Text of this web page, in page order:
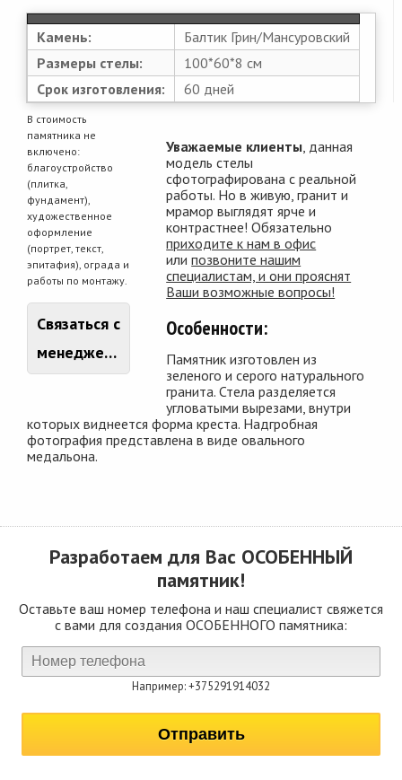
Камень:
Балтик Грин/Мансуровский
Размеры стелы:
100*60*8 см
Срок изготовления:
60 дней
В стоимость
памятника не
включено:
благоустройство
(плитка,
фундамент),
художественное
оформление
(портрет, текст,
эпитафия), ограда и
работы по монтажу.
Связаться с
менеджером
Уважаемые клиенты , данная
модель стелы
сфотографирована с реальной
работы. Но в живую, гранит и
мрамор выглядят ярче и
контрастнее! Обязательно
приходите к нам в офис
илипозвоните нашим
специалистам, и они прояснят
Ваши возможные вопросы!
Особенности:
Памятник изготовлен из
зеленого и серого натурального
гранита. Стела разделяется
угловатыми вырезами, внутри
которых виднеется форма креста. Надгробная
фотография представлена в виде овального
медальона.
Разработаем для Вас ОСОБЕННЫЙ
памятник!
Оставьте ваш номер телефона и наш специалист свяжется
с вами для создания ОСОБЕННОГО памятника:
Например: +375291914032